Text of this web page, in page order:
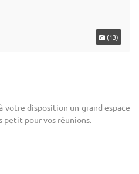
(13)
votre disposition un grand espace
petit pour vos réunions.